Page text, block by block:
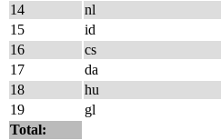
14
nl
15
id
16
cs
17
da
18
hu
19
gl
Total: